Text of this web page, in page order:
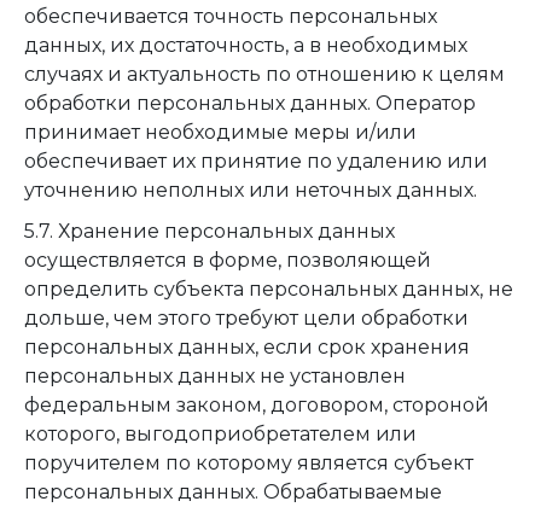
обеспечивается точность персональных
данных, их достаточность, а в необходимых
случаях и актуальность по отношению к целям
обработки персональных данных. Оператор
принимает необходимые меры и/или
обеспечивает их принятие по удалению или
уточнению неполных или неточных данных.
5.7. Хранение персональных данных
осуществляется в форме, позволяющей
определить субъекта персональных данных, не
дольше, чем этого требуют цели обработки
персональных данных, если срок хранения
персональных данных не установлен
федеральным законом, договором, стороной
которого, выгодоприобретателем или
поручителем по которому является субъект
персональных данных. Обрабатываемые